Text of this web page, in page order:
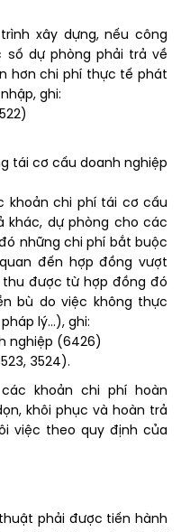
xây dựng, nếu công
số dự phòng phải trả về
hơn chi phí thực tế phát
ghi:
tái cơ cấu doanh nghiệp
khoản chi phí tái cơ cấu
khác, dự phòng cho các
những chi phí bắt buộc
đến hợp đồng vượt
được từ hợp đồng đó
bù do việc không thực
lý…), ghi:
nghiệp (6426)
3524).
khoản chi phí hoàn
khôi phục và hoàn trả
việc theo quy định của
phải được tiến hành